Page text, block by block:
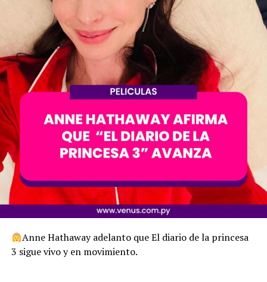
Anne Hathaway adelanto que El diario de la princesa
3 sigue vivo y en movimiento.